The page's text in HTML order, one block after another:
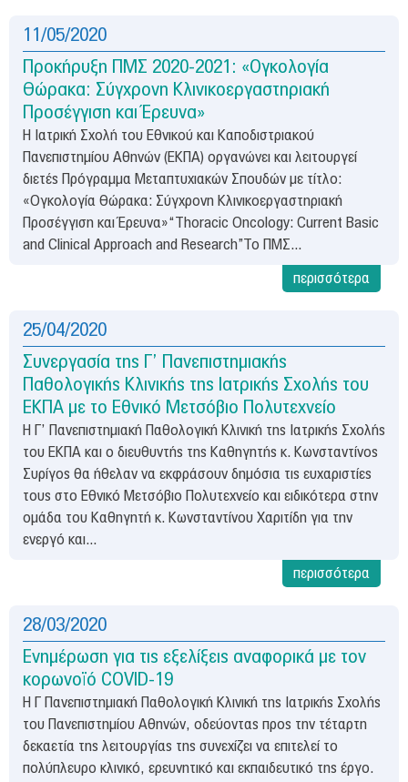
11/05/2020
Προκήρυξη ΠΜΣ 2020-2021: «Ογκολογία
Θώρακα: Σύγχρονη Κλινικοεργαστηριακή
Προσέγγιση και Έρευνα»
Η Ιατρική Σχολή του Εθνικού και Καποδιστριακού
Πανεπιστημίου Αθηνών (ΕΚΠΑ) οργανώνει και λειτουργεί
διετές Πρόγραμμα Μεταπτυχιακών Σπουδών με τίτλο:
«Ογκολογία Θώρακα: Σύγχρονη Κλινικοεργαστηριακή
Προσέγγιση και Έρευνα»“Thoracic Oncology: Current Basic
and Clinical Approach and Research”Το ΠΜΣ...
περισσότερα
25/04/2020
Συνεργασία της Γ’ Πανεπιστημιακής
Παθολογικής Κλινικής της Ιατρικής Σχολής του
ΕΚΠΑ με το Εθνικό Μετσόβιο Πολυτεχνείο
H Γ’ Πανεπιστημιακή Παθολογική Κλινική της Ιατρικής Σχολής
του ΕΚΠΑ και ο διευθυντής της Καθηγητής κ. Κωνσταντίνος
Συρίγος θα ήθελαν να εκφράσουν δημόσια τις ευχαριστίες
τους στο Εθνικό Μετσόβιο Πολυτεχνείο και ειδικότερα στην
ομάδα του Καθηγητή κ. Κωνσταντίνου Χαριτίδη για την
ενεργό και...
περισσότερα
28/03/2020
Ενημέρωση για τις εξελίξεις αναφορικά με τον
κορωνοϊό COVID-19
Η Γ Πανεπιστημιακή Παθολογική Κλινική της Ιατρικής Σχολής
του Πανεπιστημίου Αθηνών, οδεύοντας προς την τέταρτη
δεκαετία της λειτουργίας της συνεχίζει να επιτελεί το
πολύπλευρο κλινικό, ερευνητικό και εκπαιδευτικό της έργο.